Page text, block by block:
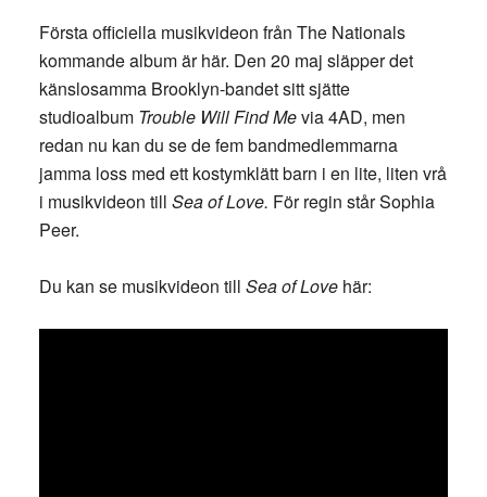
Första officiella musikvideon från The Nationals
kommande album är här. Den 20 maj släpper det
känslosamma Brooklyn-bandet sitt sjätte
studioalbum Trouble Will Find Mevia 4AD, men
redan nu kan du se de fem bandmedlemmarna
jamma loss med ett kostymklätt barn i en lite, liten vrå
i musikvideon till Sea of Love. För regin står Sophia
Peer.
Du kan se musikvideon till Sea of Lovehär: